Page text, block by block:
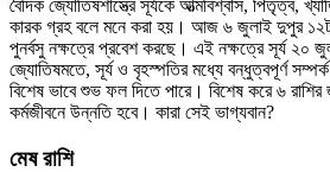
বৈদিক জ্যোতিষশাস্ত্রে সূর্যকে আত্মবিশ্বাস, পিতৃত্ব,
কারক গ্রহ বলে মনে করা হয়। আজ ৬ জুলাই দুপুর ১২টা
পুনর্বসু নক্ষত্রে প্রবেশ করছে। এই নক্ষত্রে সূর্য ২০
জ্যোতিষমতে, সূর্য ও বৃহস্পতির মধ্যে বন্ধুত্বপূর্ণ
বিশেষ ভাবে শুভ ফল দিতে পারে। বিশেষ করে ৬
কর্মজীবনে উন্নতি হবে। কারা সেই ভাগ্যবান?
মেষ রাশি